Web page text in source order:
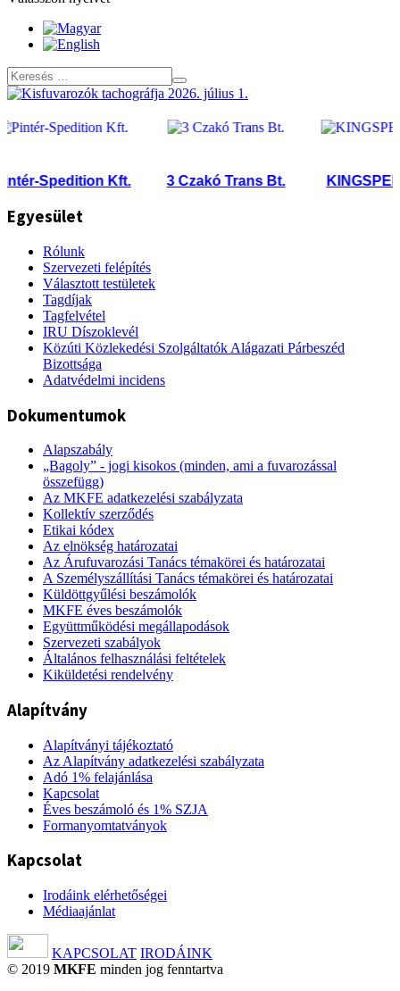
Spedition Kft. 3 Czakó Trans Bt. KINGSPED
Egyesület
Rólunk
Szervezeti felépítés
Választott testületek
Tagdíjak
Tagfelvétel
IRU Díszoklevél
Közúti Közlekedési Szolgáltatók Alágazati Párbeszéd
Bizottsága
Adatvédelmi incidens
Dokumentumok
Alapszabály
„Bagoly” - jogi kisokos (minden, ami a fuvarozással
összefügg)
Az MKFE adatkezelési szabályzata
Kollektív szerződés
Etikai kódex
Az elnökség határozatai
Az Árufuvarozási Tanács témakörei és határozatai
A Személyszállítási Tanács témakörei és határozatai
Küldöttgyűlési beszámolók
MKFE éves beszámolók
Együttműködési megállapodások
Szervezeti szabályok
Általános felhasználási feltételek
Kiküldetési rendelvény
Alapítvány
Alapítványi tájékoztató
Az Alapítvány adatkezelési szabályzata
Adó 1% felajánlása
Kapcsolat
Éves beszámoló és 1% SZJA
Formanyomtatványok
Kapcsolat
Irodáink elérhetőségei
Médiaajánlat
KAPCSOLAT IRODÁINK
© 2019 MKFE minden jog fenntartva